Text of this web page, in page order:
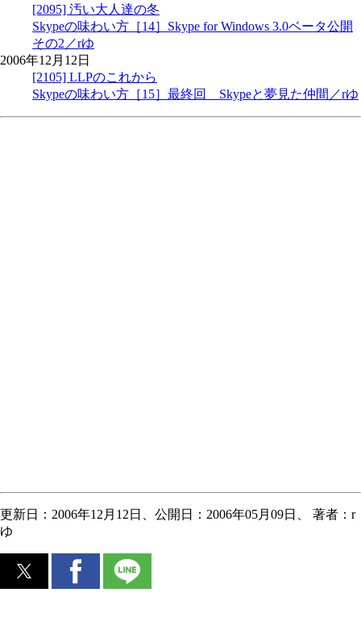
[2095] 汚い大人達の冬
Skypeの味わい方［14］Skype for Windows 3.0ベータ公開
その2／rゆ
2006年12月12日
[2105] LLPのこれから
Skypeの味わい方［15］最終回 Skypeと夢見た仲間／rゆ
更新日：2006年12月12日、公開日：2006年05月09日、
著者：r
ゆ